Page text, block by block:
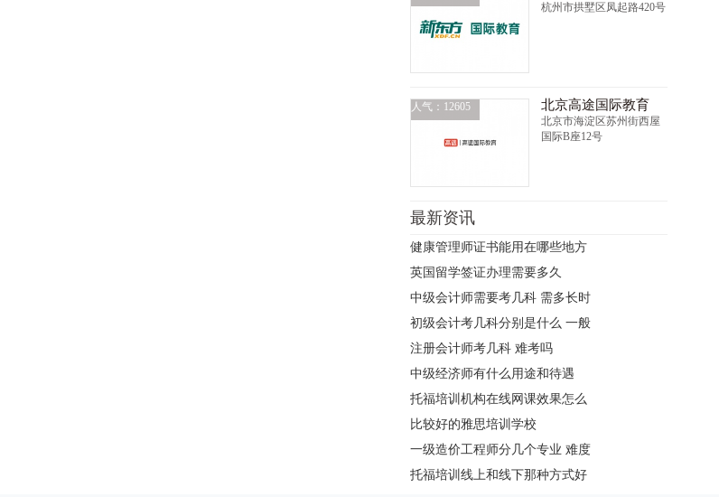
杭州市拱墅区凤起路420号
人气：12605 北京高途国际教育
北京市海淀区苏州街西屋
国际B座12号
最新资讯
健康管理师证书能用在哪些地方
英国留学签证办理需要多久
中级会计师需要考几科 需多长时
初级会计考几科分别是什么 一般
注册会计师考几科 难考吗
中级经济师有什么用途和待遇
托福培训机构在线网课效果怎么
比较好的雅思培训学校
一级造价工程师分几个专业 难度
托福培训线上和线下那种方式好